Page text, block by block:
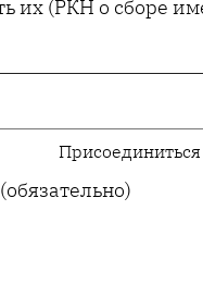
их (РКН о сборе
(обязательно)